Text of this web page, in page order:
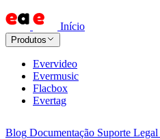
Início
Produtos
Evervideo
Evermusic
Flacbox
Evertag
Blog Documentação Suporte Legal